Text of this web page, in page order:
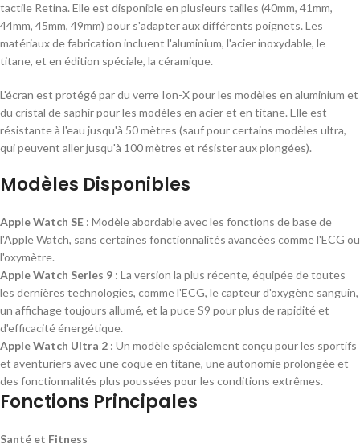
tactile Retina. Elle est disponible en plusieurs tailles (40mm, 41mm,
44mm, 45mm, 49mm) pour s'adapter aux différents poignets. Les
matériaux de fabrication incluent l'aluminium, l'acier inoxydable, le
titane, et en édition spéciale, la céramique.
L'écran est protégé par du verre Ion-X pour les modèles en aluminium et
du cristal de saphir pour les modèles en acier et en titane. Elle est
résistante à l'eau jusqu'à 50 mètres (sauf pour certains modèles ultra,
qui peuvent aller jusqu'à 100 mètres et résister aux plongées).
Modèles Disponibles
Apple Watch SE : Modèle abordable avec les fonctions de base de
l'Apple Watch, sans certaines fonctionnalités avancées comme l'ECG ou
l'oxymètre.
Apple Watch Series 9 : La version la plus récente, équipée de toutes
les dernières technologies, comme l'ECG, le capteur d'oxygène sanguin,
un affichage toujours allumé, et la puce S9 pour plus de rapidité et
d'efficacité énergétique.
Apple Watch Ultra 2 : Un modèle spécialement conçu pour les sportifs
et aventuriers avec une coque en titane, une autonomie prolongée et
des fonctionnalités plus poussées pour les conditions extrêmes.
Fonctions Principales
Santé et Fitness